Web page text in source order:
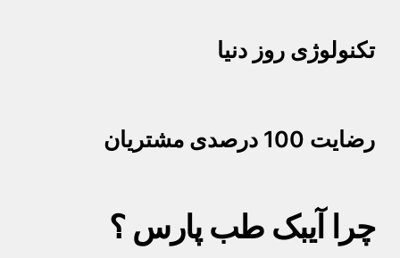
تکنولوژی روز دنیا
رضایت 100 درصدی مشتریان
چرا آیبک طب پارس ؟